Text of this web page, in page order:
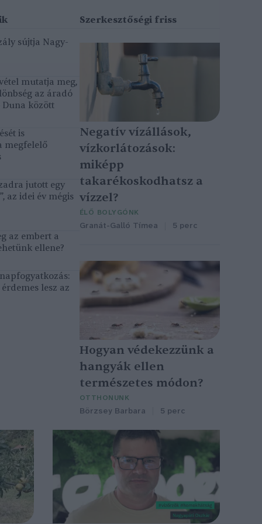
sújtja Nagy-
mutatja meg,
az áradó
Duna között
is
megfelelő
jutott egy
az idei év mégis
az embert a
ellene?
lesz az
Negatív vízállások,
vízkorlátozások:
miképp
takarékoskodhatsz a
vízzel?
ÉLŐ BOLYGÓNK
Granát-Galló Tímea 5 perc
Hogyan védekezzünk a
hangyák ellen
természetes módon?
OTTHONUNK
Börzsey Barbara 5 perc